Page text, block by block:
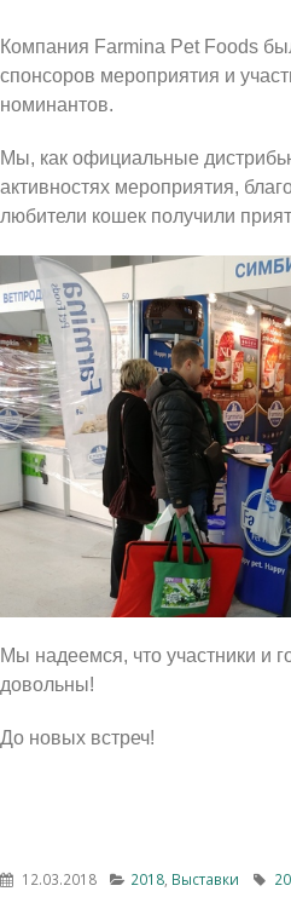
Компания Farmina Pet Foods
спонсоров мероприятия и
номинантов.
Мы, как официальные
активностях мероприятия,
любители кошек получили
Мы надеемся, что участники и
довольны!
До новых встреч!
12.03.2018 2018 Выставки